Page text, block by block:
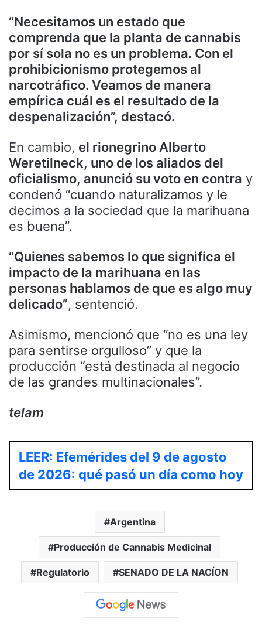
“Necesitamos un estado que
comprenda que la planta de cannabis
por sí sola no es un problema. Con el
prohibicionismo protegemos al
narcotráfico. Veamos de manera
empírica cuál es el resultado de la
despenalización”, destacó.
En cambio, el rionegrino Alberto
Weretilneck, uno de los aliados del
oficialismo, anunció su voto en contra y
condenó “cuando naturalizamos y le
decimos a la sociedad que la marihuana
es buena”.
“Quienes sabemos lo que significa el
impacto de la marihuana en las
personas hablamos de que es algo muy
delicado”, sentenció.
Asimismo, mencionó que “no es una ley
para sentirse orgulloso” y que la
producción “está destinada al negocio
de las grandes multinacionales”.
telam
LEER: Efemérides del 9 de agosto
de 2026: qué pasó un día como hoy
Argentina
Producción de Cannabis Medicinal
Regulatorio SENADO DE LA NACÍON